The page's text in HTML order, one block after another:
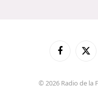
FacebookX
© 2026 Radio de la